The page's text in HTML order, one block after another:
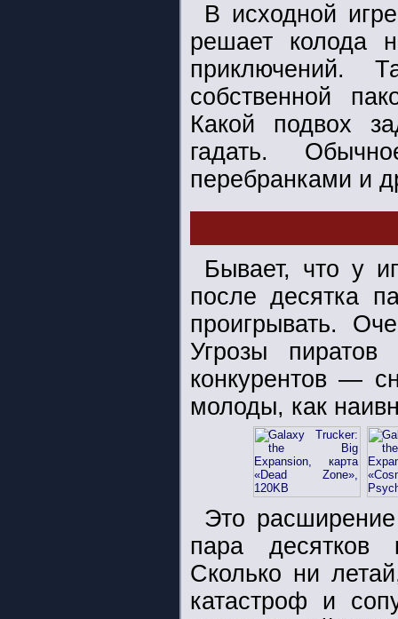
В исходной
решает колода
приключений.
собственной
Какой подвох
гадать.
перебранками и
Бывает, что у
после десятка
проигрывать.
Угрозы
конкурентов —
молоды, как
Это
пара десятков
Сколько ни
катастроф и